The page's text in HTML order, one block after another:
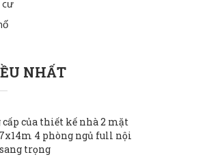
NHẤT
cấp của thiết kế nhà 2 mặt
4 phòng ngủ full nội
trọng